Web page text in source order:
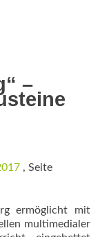
–
, Seite
ermöglicht mit
multimedialer